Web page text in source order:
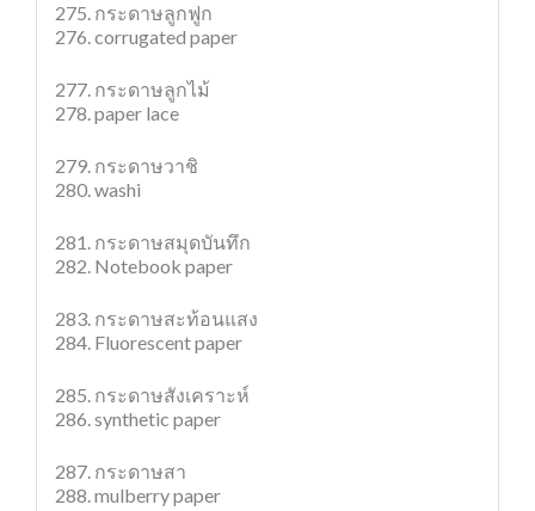
275. กระดาษลูกฟูก
276. corrugated paper
277. กระดาษลูกไม้
278. paper lace
279. กระดาษวาชิ
280. washi
281. กระดาษสมุดบันทึก
282. Notebook paper
283. กระดาษสะท้อนแสง
284. Fluorescent paper
285. กระดาษสังเคราะห์
286. synthetic paper
287. กระดาษสา
288. mulberry paper